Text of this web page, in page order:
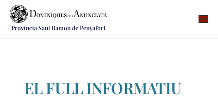
Província Sant Ramon de Penyafort
Qui som
Vocacions
EL FULL INFORMATIU